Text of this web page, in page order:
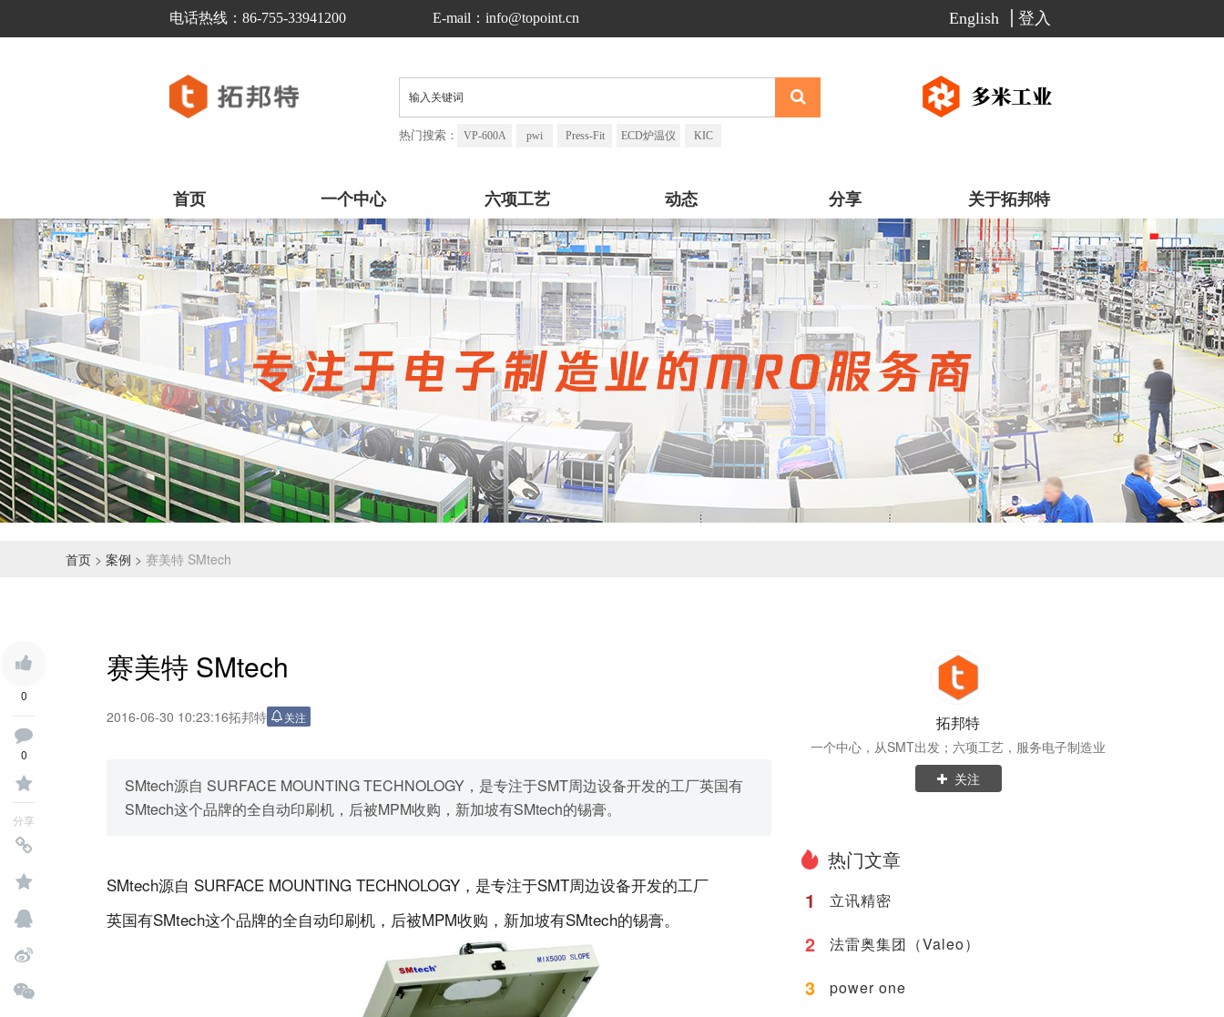
电话热线：86-755-33941200 E-mail：info@topoint.cn English 登入
首页 一个中心 六项工艺 动态 分享 关于拓邦特
热门搜索： VP-600A pwi Press-Fit ECD炉温仪 KIC
首页 > 案例 > 赛美特 SMtech
0
0
分享
赛美特 SMtech
2016-06-30 10:23:16拓邦特 关注
SMtech源自 SURFACE MOUNTING TECHNOLOGY，是专注于SMT周边设备开发的工厂英国有
SMtech这个品牌的全自动印刷机，后被MPM收购，新加坡有SMtech的锡膏。
SMtech源自 SURFACE MOUNTING TECHNOLOGY，是专注于SMT周边设备开发的工厂
英国有SMtech这个品牌的全自动印刷机，后被MPM收购，新加坡有SMtech的锡膏。
拓邦特
一个中心，从SMT出发；六项工艺，服务电子制造业
关注
热门文章
1
立讯精密
2 法雷奥集团（Valeo）
3 power one